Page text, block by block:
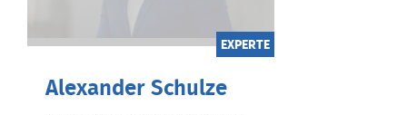
EXPERTE
Alexander Schulze